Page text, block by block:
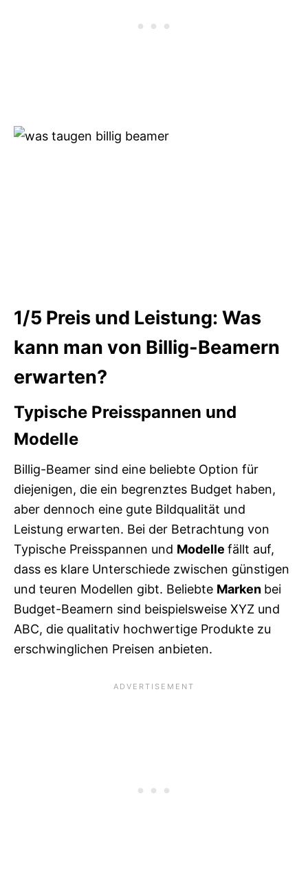
1/5 Preis und Leistung: Was
kann man von Billig-Beamern
erwarten?
Typische Preisspannen und
Modelle
Billig-Beamer sind eine beliebte Option für
diejenigen, die ein begrenztes Budget haben,
aber dennoch eine gute Bildqualität und
Leistung erwarten. Bei der Betrachtung von
Typische Preisspannen und Modelle fällt auf,
dass es klare Unterschiede zwischen günstigen
und teuren Modellen gibt. Beliebte Marken bei
Budget-Beamern sind beispielsweise XYZ und
ABC, die qualitativ hochwertige Produkte zu
erschwinglichen Preisen anbieten.